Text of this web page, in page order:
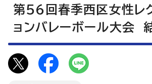
第56回春季西区女性レ
ョンバレーボール大会